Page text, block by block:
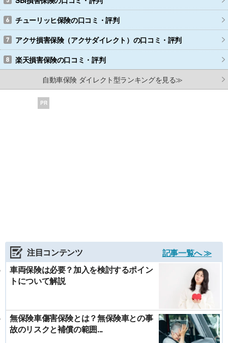
チューリッヒ保険の口コミ・評判
アクサ損害保険（アクサダイレクト） の口コミ・評判
楽天損害保険の口コミ・評判
自動車保険 ダイレクト型ランキングを見る≫
PR
注目コンテンツ
記事一覧へ ≫
車両保険は必要？加入を検討するポイン
トについて解説
無保険車傷害保険とは？無保険車との事
故のリスクと補償の範囲...